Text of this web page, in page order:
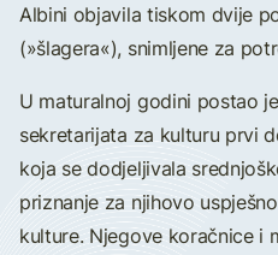
Albini objavila tiskom dvije
(»šlagera«), snimljene za
U maturalnoj godini postao
sekretarijata za kulturu prvi
koja se dodjeljivala
priznanje za njihovo
kulture. Njegove koračnice i